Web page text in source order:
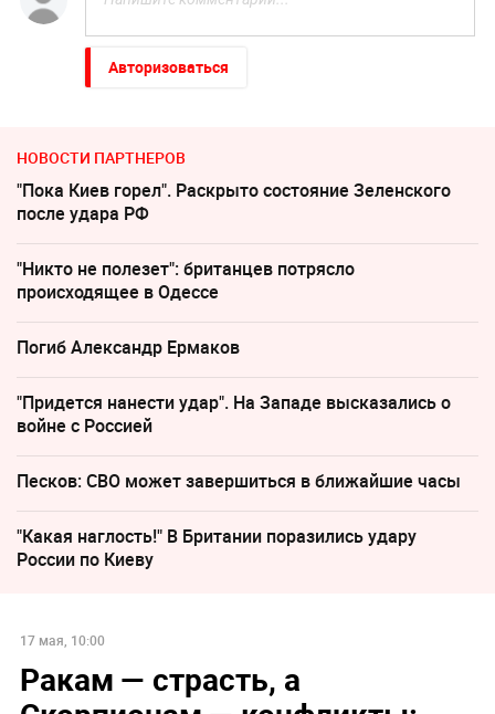
Авторизоваться
НОВОСТИ ПАРТНЕРОВ
"Пока Киев горел". Раскрыто состояние Зеленского
после удара РФ
"Никто не полезет": британцев потрясло
происходящее в Одессе
Погиб Александр Ермаков
"Придется нанести удар". На Западе высказались о
войне с Россией
Песков: СВО может завершиться в ближайшие часы
"Какая наглость!" В Британии поразились удару
России по Киеву
17 мая, 10:00
Ракам — страсть, а